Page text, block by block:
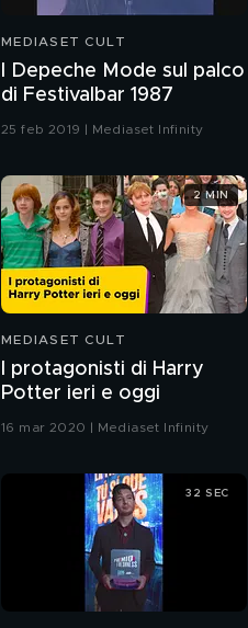
MEDIASET CULT
I Depeche Mode sul palco
di Festivalbar 1987
25 feb 2019 | Mediaset Infinity
MEDIASET CULT
I protagonisti di Harry
Potter ieri e oggi
16 mar 2020 | Mediaset Infinity
2 MIN
32 SEC